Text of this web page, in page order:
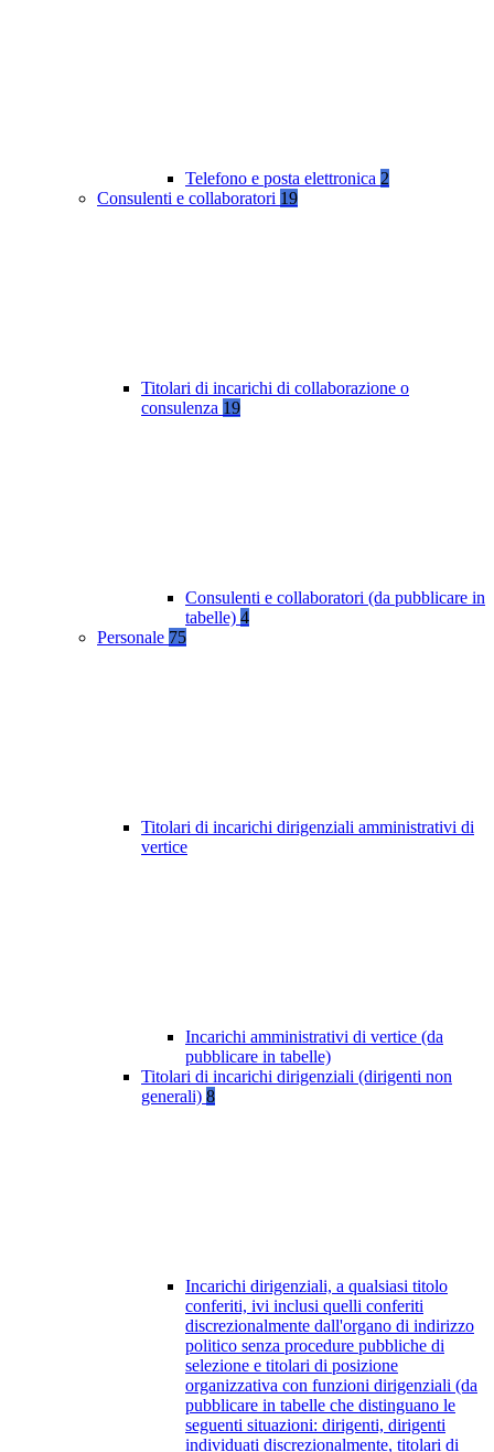
Telefono e posta elettronica 2
Consulenti e collaboratori 19
Titolari di incarichi di collaborazione o
consulenza 19
Consulenti e collaboratori (da pubblicare in
tabelle) 4
Personale 75
Titolari di incarichi dirigenziali amministrativi di
vertice
Incarichi amministrativi di vertice (da
pubblicare in tabelle)
Titolari di incarichi dirigenziali (dirigenti non
generali) 8
Incarichi dirigenziali, a qualsiasi titolo
conferiti, ivi inclusi quelli conferiti
discrezionalmente dall'organo di indirizzo
politico senza procedure pubbliche di
selezione e titolari di posizione
organizzativa con funzioni dirigenziali (da
pubblicare in tabelle che distinguano le
seguenti situazioni: dirigenti, dirigenti
individuati discrezionalmente, titolari di